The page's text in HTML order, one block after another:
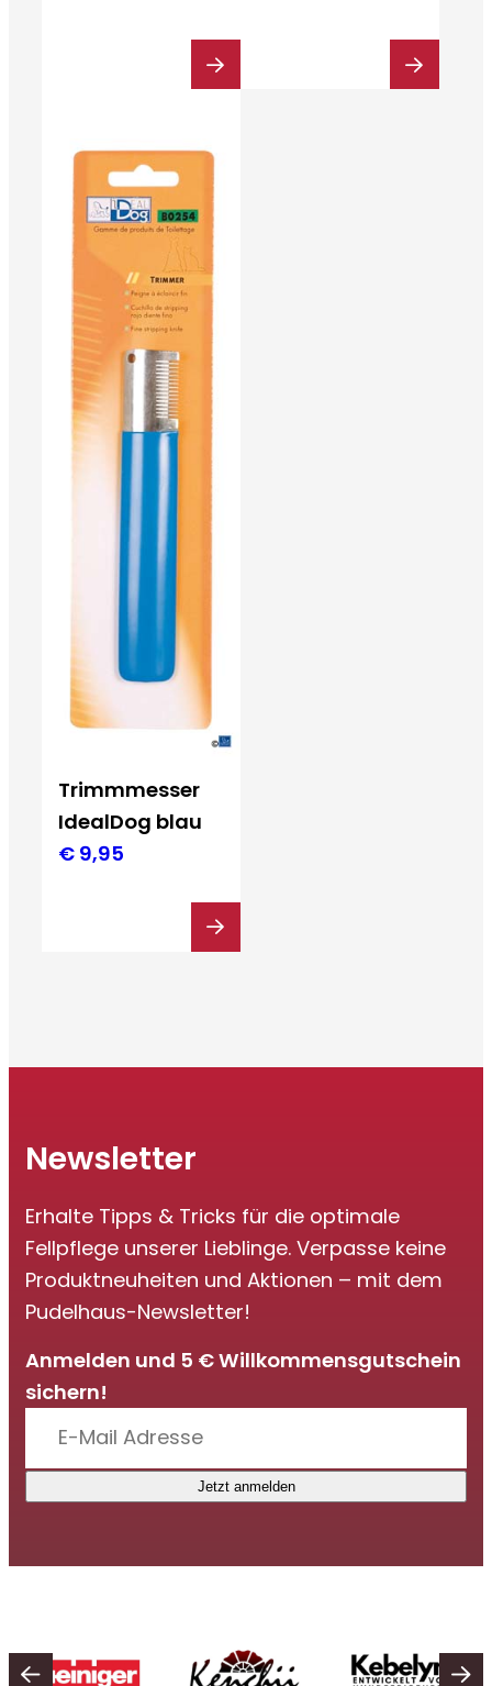
Trimmmesser
IdealDog blau
€ 9,95
Newsletter
Erhalte Tipps & Tricks für die optimale
Fellpflege unserer Lieblinge. Verpasse keine
Produktneuheiten und Aktionen – mit dem
Pudelhaus-Newsletter!
Anmelden und 5 € Willkommensgutschein
sichern!
Jetzt anmelden